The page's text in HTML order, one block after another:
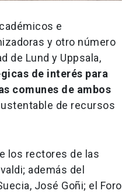
e
y otro número
de Lund y Uppsala,
de interés para
comunes de ambos
de recursos
los rectores de las
además del
José Goñi; el Foro